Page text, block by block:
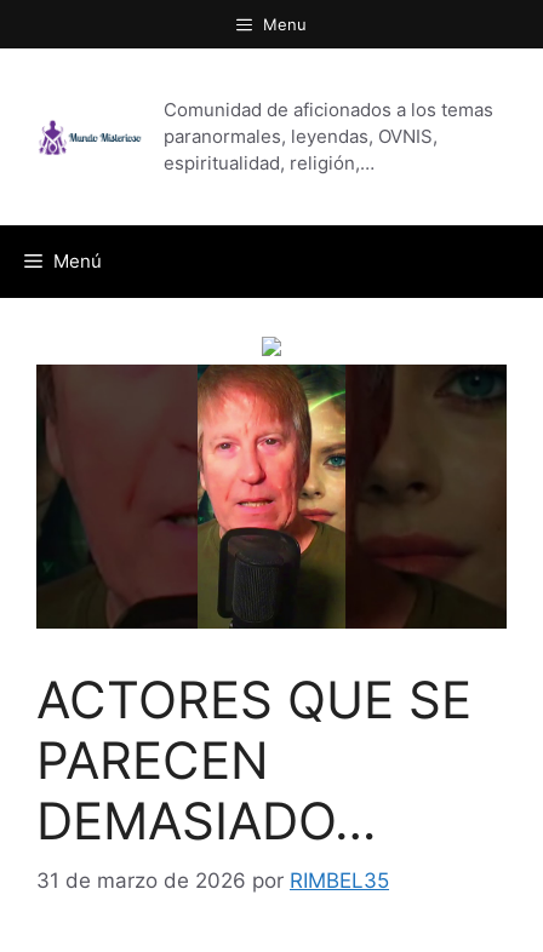
al
Menu
Comunidad de aficionados a los temas
paranormales, leyendas, OVNIS,
espiritualidad, religión,…
Menú
ACTORES QUE SE
PARECEN
DEMASIADO…
31 de marzo de 2026 por RIMBEL35